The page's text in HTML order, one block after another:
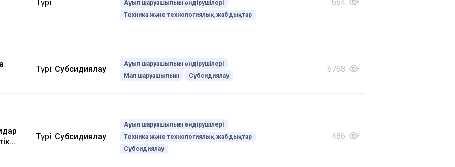
Түрі:
Ауыл шаруашылығы өндірушілері
Техника және технологиялық жабдықтар
Түрі: Субсидиялау
Ауыл шаруашылығы өндірушілері
Мал шаруашылығы
Субсидиялау
6768
Түрі: Субсидиялау
Ауыл шаруашылығы өндірушілері
Техника және технологиялық жабдықтар
Субсидиялау
486